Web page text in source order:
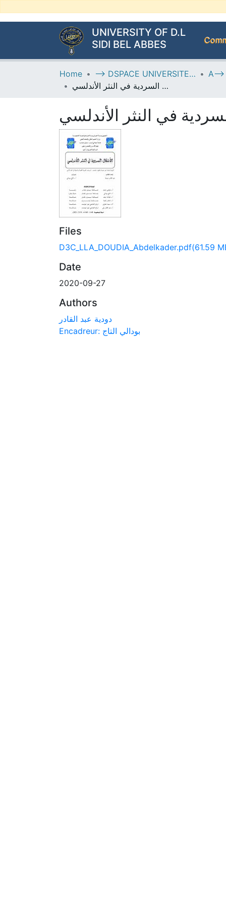
UNIVERSITY OF D.L
SIDI BEL ABBES
Home
--> DSPACE UNIVERSITE DJILALLI LIABES DE SIDI BEL ABBES
الأشكال السردية في النثر الأندلسي
في النثر الأندلسي
Files
D3C_LLA_DOUDIA_Abdelkader.pdf(61.59
Date
2020-09-27
Authors
دودية عبد القادر
Encadreur: بودالي التاج